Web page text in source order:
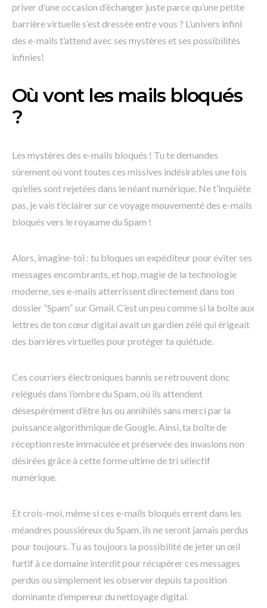
priver d’une occasion d’échanger juste parce qu’une petite
barrière virtuelle s’est dressée entre vous ? L’univers infini
des e-mails t’attend avec ses mystères et ses possibilités
infinies!
Où vont les mails bloqués
?
Les mystères des e-mails bloqués ! Tu te demandes
sûrement où vont toutes ces missives indésirables une fois
qu’elles sont rejetées dans le néant numérique. Ne t’inquiète
pas, je vais t’éclairer sur ce voyage mouvementé des e-mails
bloqués vers le royaume du Spam !
Alors, imagine-toi : tu bloques un expéditeur pour éviter ses
messages encombrants, et hop, magie de la technologie
moderne, ses e-mails atterrissent directement dans ton
dossier “Spam” sur Gmail. C’est un peu comme si la boîte aux
lettres de ton cœur digital avait un gardien zélé qui érigeait
des barrières virtuelles pour protéger ta quiétude.
Ces courriers électroniques bannis se retrouvent donc
relégués dans l’ombre du Spam, où ils attendent
désespérément d’être lus ou annihilés sans merci par la
puissance algorithmique de Google. Ainsi, ta boîte de
réception reste immaculée et préservée des invasions non
désirées grâce à cette forme ultime de tri sélectif
numérique.
Et crois-moi, même si ces e-mails bloqués errent dans les
méandres poussiéreux du Spam, ils ne seront jamais perdus
pour toujours. Tu as toujours la possibilité de jeter un œil
furtif à ce domaine interdit pour récupérer ces messages
perdus ou simplement les observer depuis ta position
dominante d’empereur du nettoyage digital.